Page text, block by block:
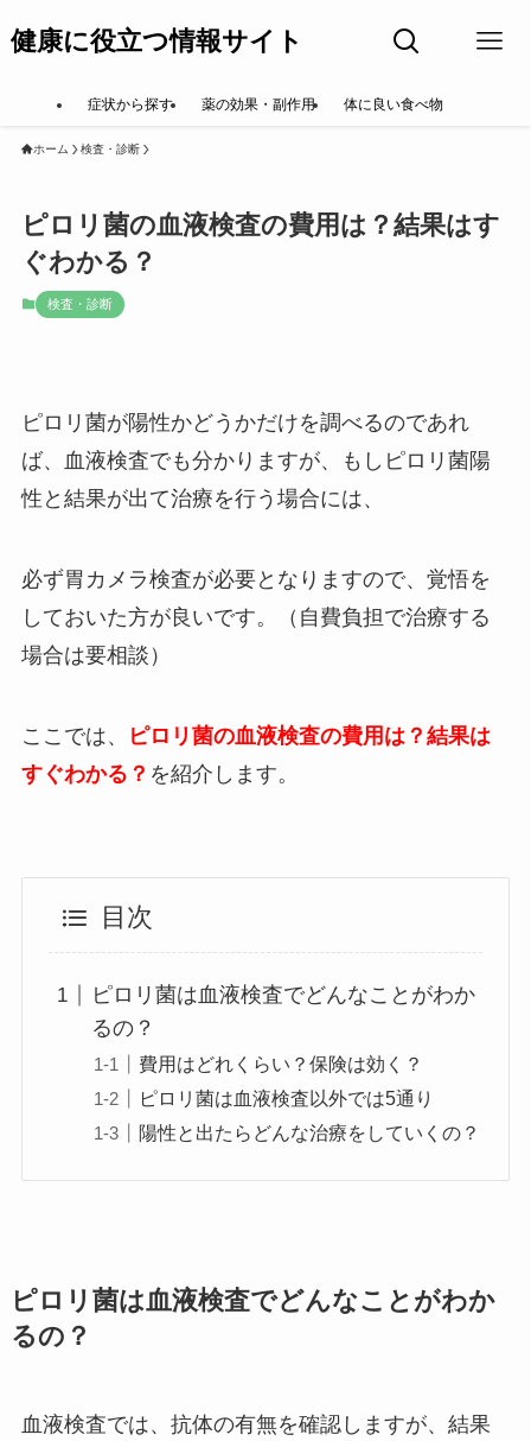
健康に役立つ情報サイト
症状から探す 薬の効果・副作用 体に良い食べ物
ホーム 検査・診断
ピロリ菌の血液検査の費用は？結果はす
ぐわかる？
検査・診断
ピロリ菌が陽性かどうかだけを調べるのであれ
ば、血液検査でも分かりますが、もしピロリ菌陽
性と結果が出て治療を行う場合には、
必ず胃カメラ検査が必要となりますので、覚悟を
しておいた方が良いです。（自費負担で治療する
場合は要相談）
ここでは、
ピロリ菌の血液検査の費用は？結果は
すぐわかる？ を紹介します。
目次
ピロリ菌は血液検査でどんなことがわか
るの？
費用はどれくらい？保険は効く？
ピロリ菌は血液検査以外では5通り
陽性と出たらどんな治療をしていくの？
ピロリ菌は血液検査でどんなことがわか
るの？
血液検査では、抗体の有無を確認しますが、結果